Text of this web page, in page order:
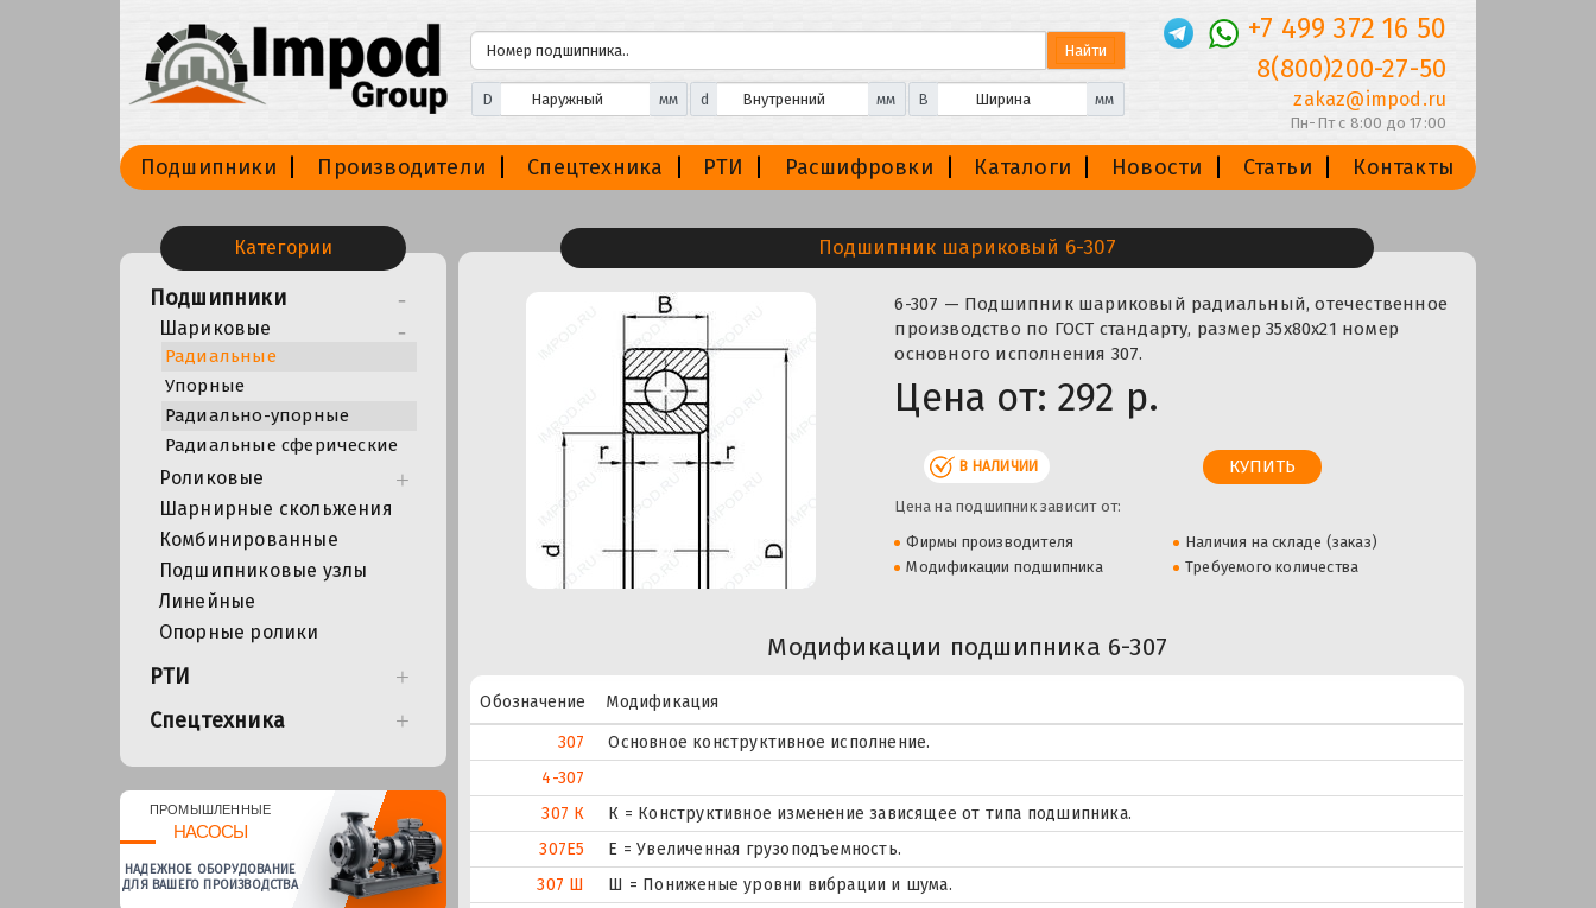
D мм d мм B мм
+7 499 372 16 50
8(800)200-27-50
zakaz@impod.ru
Пн-Пт с 8:00 до 17:00
Подшипники Производители Спецтехника РТИ Расшифровки Каталоги Новости Статьи Контакты
Категории
Подшипники
Шариковые
Радиальные
Упорные
Радиально-упорные
Радиальные сферические
Роликовые
Шарнирные скольжения
Комбинированные
Подшипниковые узлы
Линейные
Опорные ролики
РТИ
Спецтехника
ПРОМЫШЛЕННЫЕ
НАСОСЫ
НАДЕЖНОЕ ОБОРУДОВАНИЕ
ДЛЯ ВАШЕГО ПРОИЗВОДСТВА
Подшипник шариковый 6-307
6-307 — Подшипник шариковый радиальный, отечественное
производство по ГОСТ стандарту, размер 35x80x21 номер
основного исполнения 307.
Цена от: 292 р.
В НАЛИЧИИ
Цена на подшипник зависит от:
Фирмы производителя
Наличия на складе (заказ)
Модификации подшипника
Требуемого количества
Модификации подшипника 6-307
Обозначение
Модификация
307
Основное конструктивное исполнение.
4-307
307 К
К = Конструктивное изменение зависящее от типа подшипника.
307E5
Е = Увеличенная грузоподъемность.
307 Ш
Ш = Пониженые уровни вибрации и шума.